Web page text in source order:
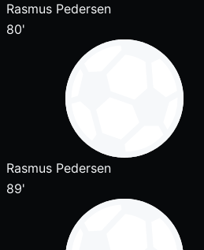
Rasmus Pedersen
80'
Rasmus Pedersen
89'